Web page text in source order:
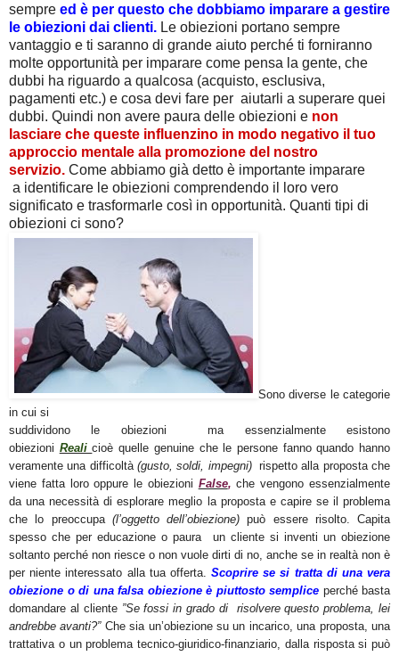
sempre ed è per questo che dobbiamo imparare a gestire
le obiezioni dai clienti. Le obiezioni portano sempre
vantaggio e ti saranno di grande aiuto perché ti forniranno
molte opportunità per imparare come pensa la gente, che
dubbi ha riguardo a qualcosa (acquisto, esclusiva,
pagamenti etc.) e cosa devi fare per aiutarli a superare quei
dubbi. Quindi non avere paura delle obiezioni e non
lasciare che queste influenzino in modo negativo il tuo
approccio mentale alla promozione del nostro
servizio. Come abbiamo già detto è importante imparare
a identificare le obiezioni comprendendo il loro vero
significato e trasformarle così in opportunità. Quanti tipi di
obiezioni ci sono?
Sono diverse le categorie
in cui si
suddividono le obiezioni ma essenzialmente esistono
obiezioni Realicioè quelle genuine che le persone fanno quando hanno
veramente una difficoltà (gusto, soldi, impegni)rispetto alla proposta che
viene fatta loro oppure le obiezioni False,che vengono essenzialmente
da una necessità di esplorare meglio la proposta e capire se il problema
che lo preoccupa (l’oggetto dell’obiezione)può essere risolto. Capita
spesso che per educazione o paura un cliente si inventi un obiezione
soltanto perché non riesce o non vuole dirti di no , anche se in realtà non è
per niente interessato alla tua offerta. Scoprire se si tratta di una vera
obiezione o di una falsa obiezione è piuttosto semplice perché basta
domandare al cliente ”Se fossi in grado di risolvere questo problema, lei
andrebbe avanti?”Che sia un’obiezione su un incarico, una proposta, una
trattativa o un problema tecnico-giuridico-finanziario, dalla risposta si può